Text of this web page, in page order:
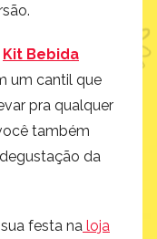
Kit Bebida
um cantil que
pra qualquer
também
da
festa na loja